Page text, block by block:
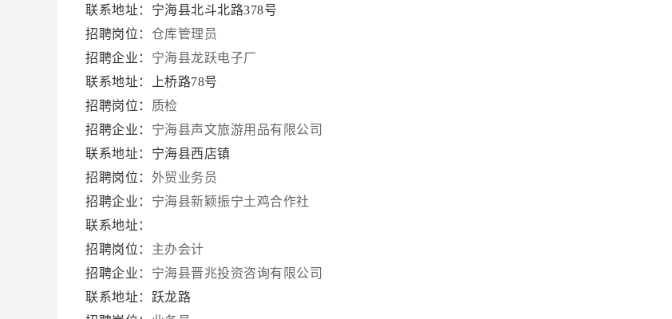
联系地址：宁海县北斗北路378号
招聘岗位： 仓库管理员
招聘企业： 宁海县龙跃电子厂
联系地址：上桥路78号
招聘岗位： 质检
招聘企业： 宁海县声文旅游用品有限公司
联系地址：宁海县西店镇
招聘岗位： 外贸业务员
招聘企业： 宁海县新颖振宁土鸡合作社
联系地址：
招聘岗位： 主办会计
招聘企业： 宁海县晋兆投资咨询有限公司
联系地址：跃龙路